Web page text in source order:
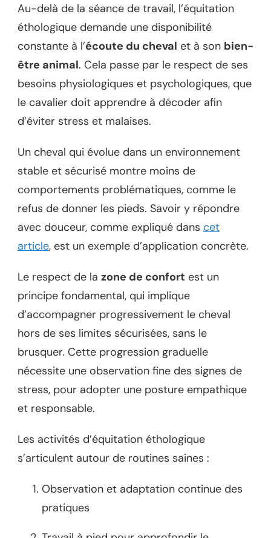
Au-delà de la séance de travail, l’équitation
éthologique demande une disponibilité
constante à l’écoute du cheval et à son bien-
être animal. Cela passe par le respect de ses
besoins physiologiques et psychologiques, que
le cavalier doit apprendre à décoder afin
d’éviter stress et malaises.
Un cheval qui évolue dans un environnement
stable et sécurisé montre moins de
comportements problématiques, comme le
refus de donner les pieds. Savoir y répondre
avec douceur, comme expliqué dans cet
article, est un exemple d’application concrète.
Le respect de la zone de confort est un
principe fondamental, qui implique
d’accompagner progressivement le cheval
hors de ses limites sécurisées, sans le
brusquer. Cette progression graduelle
nécessite une observation fine des signes de
stress, pour adopter une posture empathique
et responsable.
Les activités d’équitation éthologique
s’articulent autour de routines saines :
Observation et adaptation continue des
pratiques